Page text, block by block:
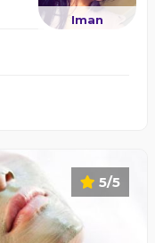
Iman
5/5